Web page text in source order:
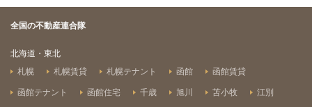
全国の不動産連合隊
北海道・東北
札幌
札幌賃貸 札幌テナント 函館 函館賃貸
函館テナント 函館住宅 千歳 旭川 苫小牧 江別